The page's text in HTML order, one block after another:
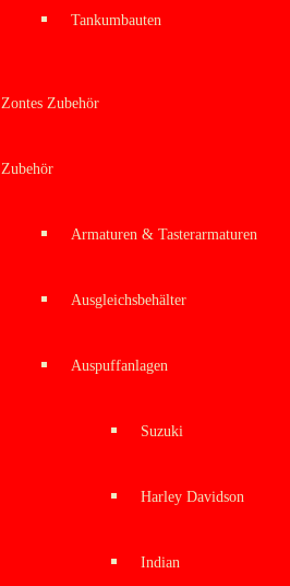
Tankumbauten
Zontes Zubehör
Zubehör
Armaturen & Tasterarmaturen
Ausgleichsbehälter
Auspuffanlagen
Suzuki
Harley Davidson
Indian